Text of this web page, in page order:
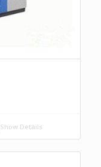
Show Details